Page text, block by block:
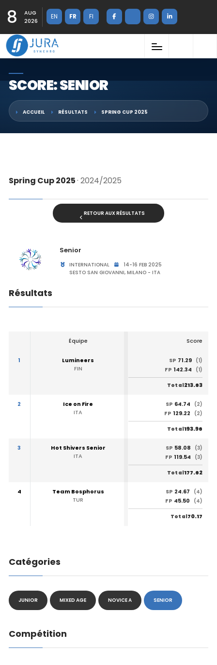
8
AUG
2026
EN FR FI
SCORE: SENIOR
ACCUEIL RÉSULTATS SPRING CUP 2025
Spring Cup 2025· 2024/2025
RETOUR AUX RÉSULTATS
Senior
INTERNATIONAL
14-16 FEB 2025
SESTO SAN GIOVANNI, MILANO - ITA
Résultats
Équipe Score
1
Lumineers
FIN
SP 71.29 (1)
FP 142.34 (1)
Total213.63
2
Ice on Fire
ITA
SP 64.74
(2)
FP 129.22 (2)
Total193.96
3
Hot Shivers Senior
ITA
SP 58.08
(3)
FP 119.54 (3)
Total177.62
4
Team Bosphorus
TUR
SP 24.67
(4)
FP 45.50 (4)
Total70.17
Catégories
JUNIOR MIXED AGE NOVICE A SENIOR
Compétition